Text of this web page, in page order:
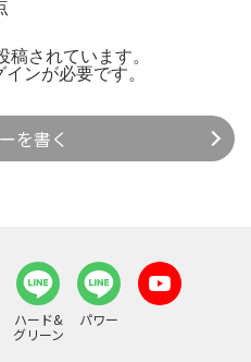
されています。
インが必要です。
を書く
ハード&
グリーン
パワー